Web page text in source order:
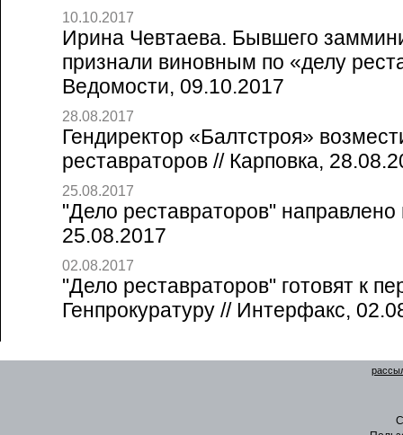
10.10.2017
Ирина Чевтаева. Бывшего
признали виновным по «делу
Ведомости, 09.10.2017
28.08.2017
Гендиректор «Балтстроя»
реставраторов // Карповка,
25.08.2017
"Дело реставраторов"
25.08.2017
02.08.2017
"Дело реставраторов" готовят к
Генпрокуратуру // Интерфакс,